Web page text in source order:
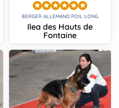
BERGER ALLEMAND POIL LONG
Ilea des Hauts de
Fontaine